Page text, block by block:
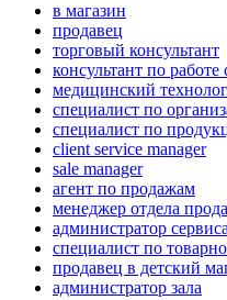
в магазин
продавец
торговый консультант
консультант по
медицинский технолог
специалист по
специалист по
client service manager
sale manager
агент по продажам
менеджер отдела
администратор сервиса
специалист по
продавец в детский
администратор зала